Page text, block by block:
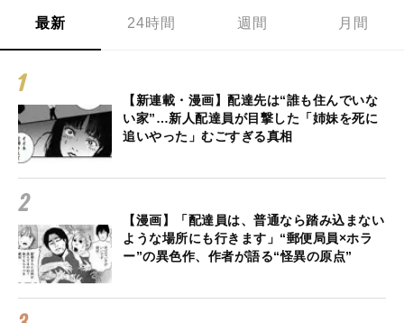
最新 24時間 週間 月間
【新連載・漫画】配達先は“誰も住んでいな
い家”…新人配達員が目撃した「姉妹を死に
追いやった」むごすぎる真相
【漫画】「配達員は、普通なら踏み込まない
ような場所にも行きます」“郵便局員×ホラ
ー”の異色作、作者が語る“怪異の原点”